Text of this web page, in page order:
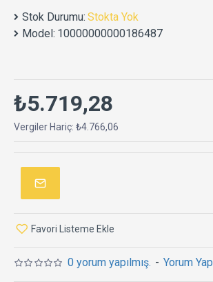
Stok Durumu: Stokta Yok
Model: 10000000000186487
0 yorum yapılmış. - Yorum Yap
₺5.719,28
Vergiler Hariç: ₺4.766,06
Favori Listeme Ekle